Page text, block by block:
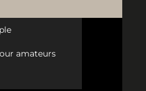
amateurs